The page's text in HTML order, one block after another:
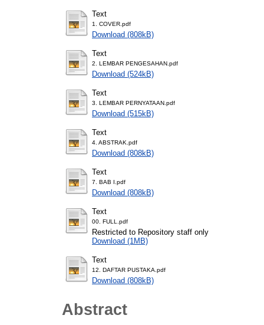
Text
1. COVER.pdf
Download (808kB)
Text
2. LEMBAR PENGESAHAN.pdf
Download (524kB)
Text
3. LEMBAR PERNYATAAN.pdf
Download (515kB)
Text
4. ABSTRAK.pdf
Download (808kB)
Text
7. BAB I.pdf
Download (808kB)
Text
00. FULL.pdf
Restricted to Repository staff only
Download (1MB)
Text
12. DAFTAR PUSTAKA.pdf
Download (808kB)
Abstract